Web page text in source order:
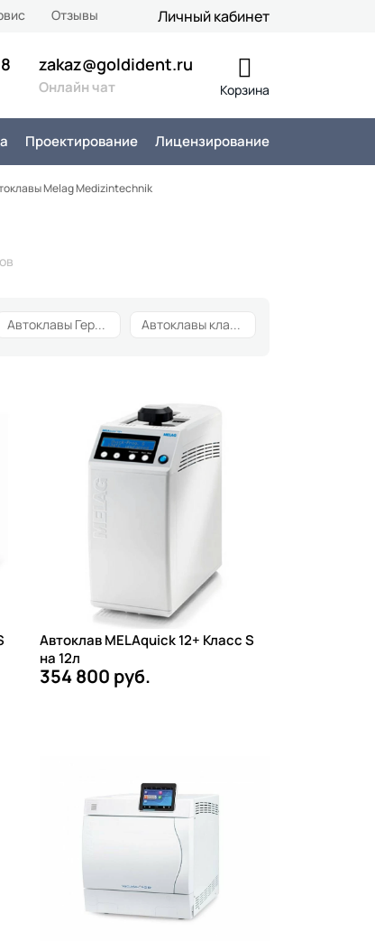
Отзывы Личный кабинет
zakaz@goldident.ru
Онлайн чат Корзина
Проектирование Лицензирование
Melag Medizintechnik
Автоклавы Германия 9 Автоклавы класса B
Автоклав MELAquick 12+ Класс S
на 12л
354 800 руб.